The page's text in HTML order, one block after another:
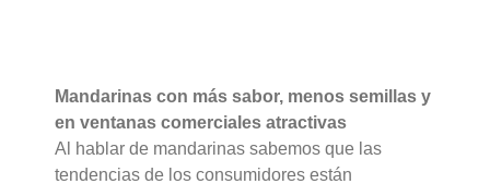
Mandarinas con más sabor, menos semillas y
en ventanas comerciales atractivas
Al hablar de mandarinas sabemos que las
tendencias de los consumidores están